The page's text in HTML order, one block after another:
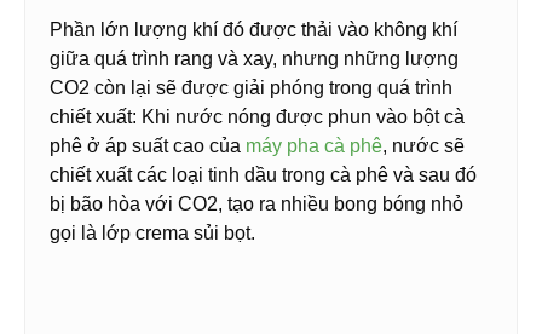
Phần lớn lượng khí đó được thải vào không khí
giữa quá trình rang và xay, nhưng những lượng
CO2 còn lại sẽ được giải phóng trong quá trình
chiết xuất: Khi nước nóng được phun vào bột cà
phê ở áp suất cao của máy pha cà phê, nước sẽ
chiết xuất các loại tinh dầu trong cà phê và sau đó
bị bão hòa với CO2, tạo ra nhiều bong bóng nhỏ
gọi là lớp crema sủi bọt.